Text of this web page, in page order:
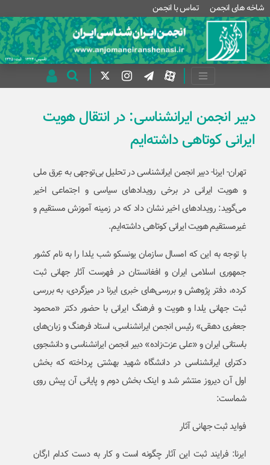
شاخه های انجمن تماس با انجمن
دبیر انجمن ایرانشناسی: در انتقال هویت
ایرانی کوتاهی داشته‌ایم
تهران- ایرنا- دبیر انجمن ایرانشناسی در تحلیل بی‌توجهی به عِرق ملی
و هویت ایرانی در برخی رویدادهای سیاسی و اجتماعی اخیر
می‌گوید: رویدادهای اخیر نشان داد که در زمینه آموزش مستقیم و
غیرمستقیم هویت ایرانی کوتاهی داشته‌ایم.
با توجه به این که امسال سازمان یونسکو شب یلدا را به نام کشور
جمهوری اسلامی ایران و افغانستان در فهرست آثار جهانی ثبت
کرده، دفتر پژوهش و بررسی‌های خبری ایرنا در میزگردی، به بررسی
ثبت جهانی یلدا و هویت و فرهنگ ایرانی با حضور دکتر «محمود
جعفری دهقی» رئیس انجمن ایرانشناسی، استاد فرهنگ و زبان‌های
باستانی ایران و «علی عزت‌زاده» دبیر انجمن ایرانشناسی و دانشجوی
دکترای ایرانشناسی در دانشگاه شهید بهشتی پرداخته که بخش
اول آن دیروز منتشر شد و اینک بخش دوم و پایانی آن پیش روی
شماست:
فواید ثبت جهانی آثار
ایرنا: فرایند ثبت این آثار چگونه است و کار به دست کدام ارگان